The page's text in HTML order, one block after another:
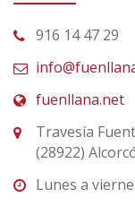
916 14 47 29
fuenllana.net
Travesía
(28922)
Lunes a